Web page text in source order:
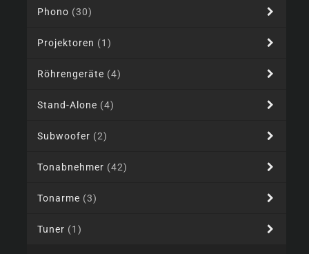
Phono (30)
Projektoren (1)
Röhrengeräte (4)
Stand-Alone (4)
Subwoofer (2)
Tonabnehmer (42)
Tonarme (3)
Tuner (1)